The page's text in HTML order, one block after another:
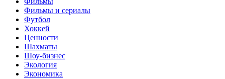
Фильмы и сериалы
Футбол
Хоккей
Ценности
Шахматы
Шоу-бизнес
Экология
Экономика